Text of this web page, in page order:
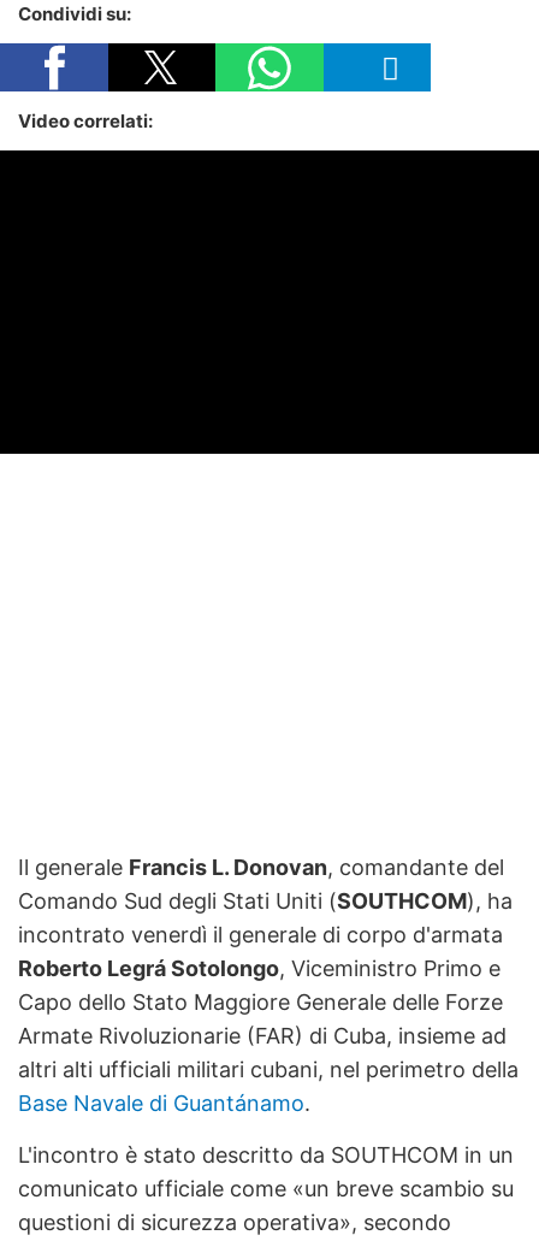
Condividi su:
Video correlati:
Il generale Francis L. Donovan, comandante del
Comando Sud degli Stati Uniti (SOUTHCOM), ha
incontrato venerdì il generale di corpo d'armata
Roberto Legrá Sotolongo, Viceministro Primo e
Capo dello Stato Maggiore Generale delle Forze
Armate Rivoluzionarie (FAR) di Cuba, insieme ad
altri alti ufficiali militari cubani, nel perimetro della
Base Navale di Guantánamo.
L'incontro è stato descritto da SOUTHCOM in un
comunicato ufficiale come «un breve scambio su
questioni di sicurezza operativa», secondo